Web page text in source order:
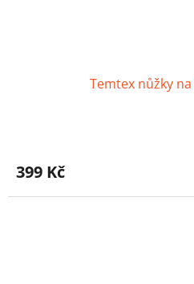
Temtex nůžky
produktu
je
4,1
399 Kč